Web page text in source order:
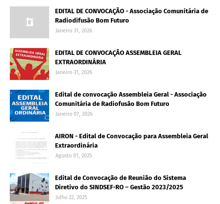
EDITAL DE CONVOCAÇÃO - Associação Comunitária de
Radiodifusão Bom Futuro
Janeiro 31, 2026
EDITAL DE CONVOCAÇÃO ASSEMBLEIA GERAL
EXTRAORDINÁRIA
Janeiro 31, 2026
Edital de convocação Assembleia Geral - Associação
Comunitária de Radiofusão Bom Futuro
Janeiro 07, 2026
AIRON - Edital de Convocação para Assembleia Geral
Extraordinária
Agosto 01, 2025
Edital de Convocação de Reunião do Sistema
Diretivo do SINDSEF-RO – Gestão 2023/2025
Julho 22, 2025